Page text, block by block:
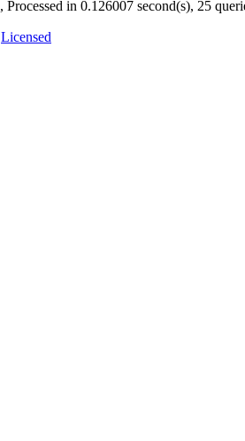
, Processed in 0.126007 second(s), 25
Licensed